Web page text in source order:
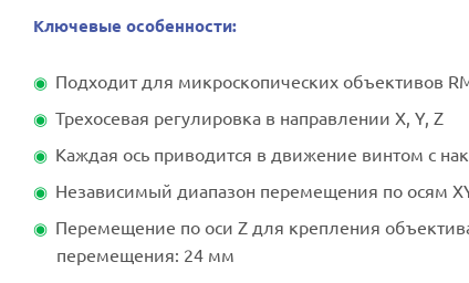
Ключевые особенности:
Подходит для микроскопических объективов
Трехосевая регулировка в направлении X, Y, Z
Каждая ось приводится в движение винтом с
Независимый диапазон перемещения по осям
Перемещение по оси Z для крепления
перемещения: 24 мм